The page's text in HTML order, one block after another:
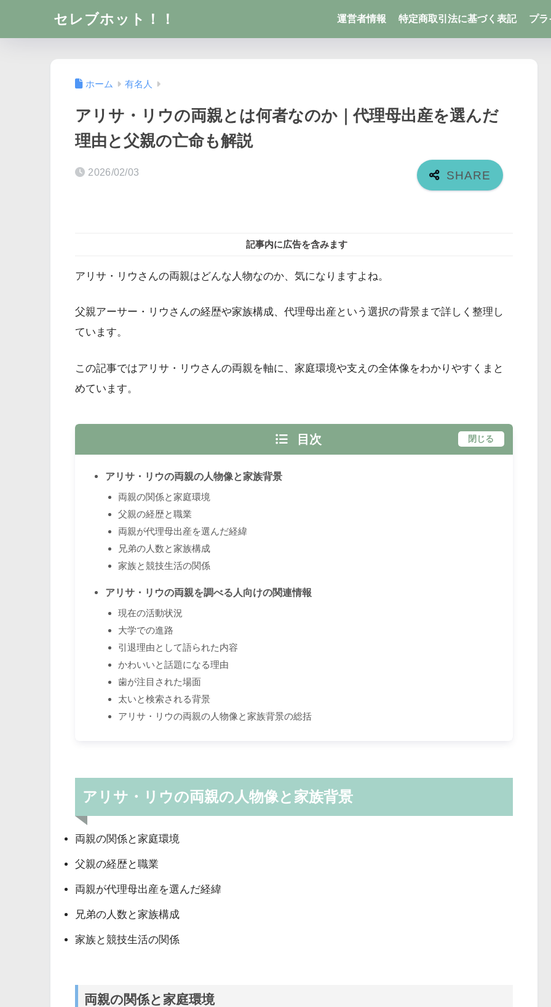
セレブホット！！ 運営者情報 特定商取引法に基づく表記 プラ
ホーム 有名人
アリサ・リウの両親とは何者なのか｜代理母出産を選んだ
理由と父親の亡命も解説
2026/02/03
記事内に広告を含みます
アリサ・リウさんの両親はどんな人物なのか、気になりますよね。
父親アーサー・リウさんの経歴や家族構成、代理母出産という選択の背景まで詳しく整理し
ています。
この記事ではアリサ・リウさんの両親を軸に、家庭環境や支えの全体像をわかりやすくまと
めています。
目次 閉じる
アリサ・リウの両親の人物像と家族背景
両親の関係と家庭環境
父親の経歴と職業
両親が代理母出産を選んだ経緯
兄弟の人数と家族構成
家族と競技生活の関係
アリサ・リウの両親を調べる人向けの関連情報
現在の活動状況
大学での進路
引退理由として語られた内容
かわいいと話題になる理由
歯が注目された場面
太いと検索される背景
アリサ・リウの両親の人物像と家族背景の総括
アリサ・リウの両親の人物像と家族背景
両親の関係と家庭環境
父親の経歴と職業
両親が代理母出産を選んだ経緯
兄弟の人数と家族構成
家族と競技生活の関係
両親の関係と家庭環境